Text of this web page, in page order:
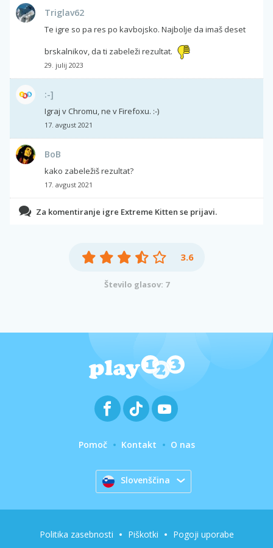
Triglav62
Te igre so pa res po kavbojsko. Najbolje da imaš deset
brskalnikov, da ti zabeleži rezultat.
29. julij 2023
:-]
Igraj v Chromu, ne v Firefoxu. :-)
17. avgust 2021
BoB
kako zabeležiš rezultat?
17. avgust 2021
Za komentiranje igre Extreme Kitten se prijavi.
3.6
Število glasov: 7
Pomoč Kontakt O nas
Slovenščina
Politika zasebnosti Piškotki Pogoji uporabe